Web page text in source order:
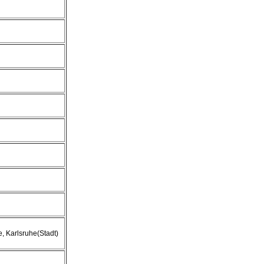
Karlsruhe(Stadt)